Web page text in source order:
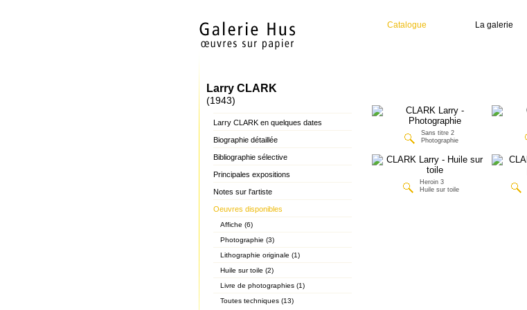
Catalogue La galerie
Larry CLARK
(1943)
Larry CLARK en quelques dates
Biographie détaillée
Bibliographie sélective
Principales expositions
Notes sur l'artiste
Oeuvres disponibles
Affiche (6)
Photographie (3)
Lithographie originale (1)
Huile sur toile (2)
Livre de photographies (1)
Toutes techniques (13)
Sans titre 2
Photographie
Heroin 3
Huile sur toile